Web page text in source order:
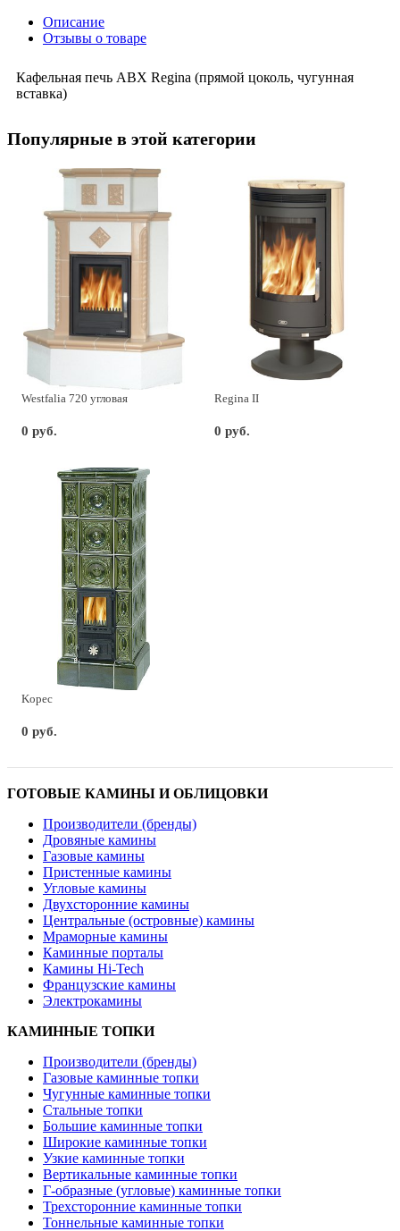
Описание
Отзывы о товаре
Кафельная печь ABX Regina (прямой цоколь, чугунная
вставка)
Популярные в этой категории
Westfalia 720 угловая
0 руб.
Regina II
0 руб.
Kopec
0 руб.
ГОТОВЫЕ КАМИНЫ И ОБЛИЦОВКИ
Производители (бренды)
Дровяные камины
Газовые камины
Пристенные камины
Угловые камины
Двухсторонние камины
Центральные (островные) камины
Мраморные камины
Каминные порталы
Камины Hi-Tech
Французские камины
Электрокамины
КАМИННЫЕ ТОПКИ
Производители (бренды)
Газовые каминные топки
Чугунные каминные топки
Стальные топки
Большие каминные топки
Широкие каминные топки
Узкие каминные топки
Вертикальные каминные топки
Г-образные (угловые) каминные топки
Трехсторонние каминные топки
Тоннельные каминные топки